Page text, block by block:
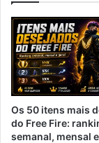
Os 50 itens mais
do Free Fire:
semanal, mensal